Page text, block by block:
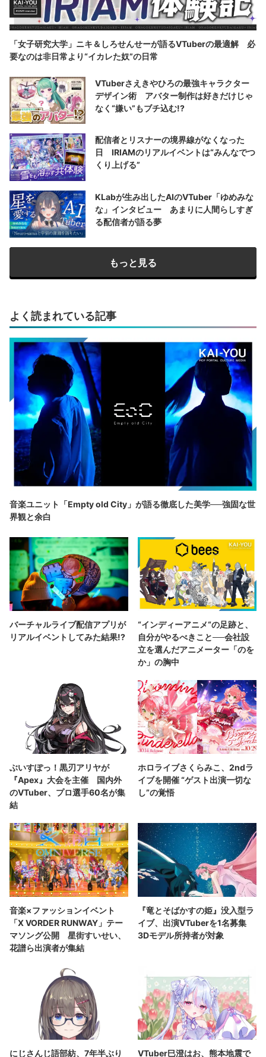
「女子研究大学」ニキ＆しろせんせーが語るVTuberの最適解 必
要なのは非日常より“イカレた奴”の日常
VTuberさえきやひろの最強キャラクター
デザイン術 アバター制作は好きだけじゃ
なく“嫌い”もブチ込む!?
配信者とリスナーの境界線がなくなった
日 IRIAMのリアルイベントは“みんなでつ
くり上げる”
KLabが生み出したAIのVTuber「ゆめみな
な」インタビュー あまりに人間らしすぎ
る配信者が語る夢
もっと見る
よく読まれている記事
音楽ユニット「Empty old City」が語る徹底した美学──強固な世
界観と余白
バーチャルライブ配信アプリが
リアルイベントしてみた結果!?
“インディーアニメ“の足跡と、
自分がやるべきこと──会社設
立を選んだアニメーター「のを
か」の胸中
ぶいすぽっ！黒刃アリヤが
『Apex』大会を主催 国内外
のVTuber、プロ選手60名が集
結
ホロライブさくらみこ、2ndラ
イブを開催 “ゲスト出演一切な
し”の覚悟
音楽×ファッションイベント
「X VORDER RUNWAY」テー
マソング公開 星街すいせい、
花譜ら出演者が集結
『竜とそばかすの姫』没入型ラ
イブ、出演VTuberを1名募集
3Dモデル所持者が対象
にじさんじ語部紡、7年半ぶり VTuber巳澄はお、熊本地震で